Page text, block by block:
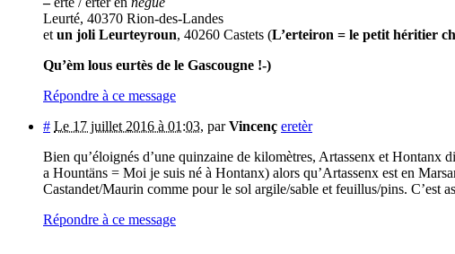
Leurté, 40370 Rion-des-Landes
et un joli Leurteyroun, 40260 Castets (L’erteiron = le petit héritier
Qu’èm lous eurtès de le Gascougne !-)
Répondre à ce message
# Le 17 juillet 2016 à 01:03, parVincenç eretèr
Bien qu’éloignés d’une quinzaine de kilomètres, Artassenx et
a Hountäns = Moi je suis né à Hontanx) alors qu’Artassenx est en
Castandet/Maurin comme pour le sol argile/sable et feuillus/pins. C’est
Répondre à ce message